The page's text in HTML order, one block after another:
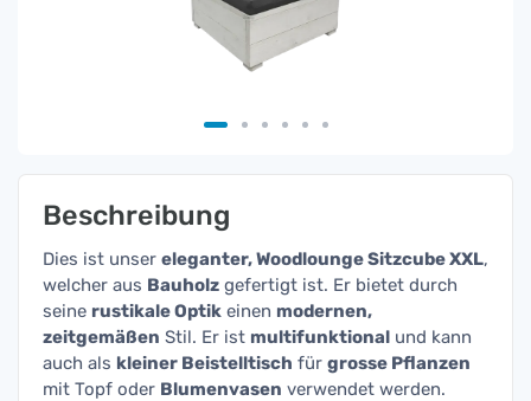
Beschreibung
Dies ist unser eleganter, Woodlounge Sitzcube XXL,
welcher aus Bauholz gefertigt ist. Er bietet durch
seine rustikale Optik einen modernen,
zeitgemäßen Stil. Er ist multifunktional und kann
auch als kleiner Beistelltisch für grosse Pflanzen
mit Topf oder Blumenvasen verwendet werden.